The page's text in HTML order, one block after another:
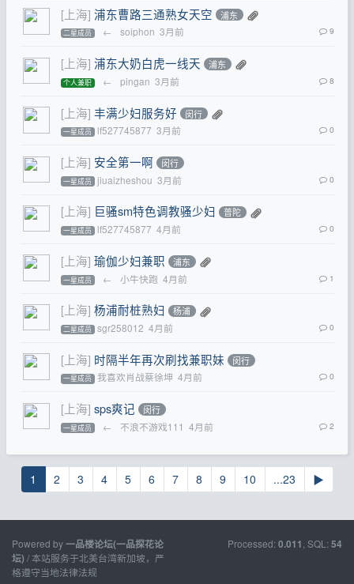
[上海] 浦东曹路三通熟女天空 浦东
二星成员 ← soiphon 3月前 9
[上海] 浦东大奶白虎一线天 浦东
个人兼职 ← pingan 3月前 8
[上海] 丰满少妇服务好 闵行
一星成员 lf527745877 3月前 0
[上海] 安全第一啊 闵行
一星成员 jiuaizheshou 3月前 0
[上海] 巨骚sm特色调教骚少妇 普陀
一星成员 lf527745877 4月前 0
[上海] 瑜伽少妇兼职 浦东
一星成员 ← 小牛快跑 4月前 1
[上海] 杨浦耐桩熟妇 杨浦
二星成员 sgr258012 4月前 0
[上海] 时隔半年再次刷找兼职妹 闵行
一星成员 我喜欢肖战蔡徐坤 4月前 0
[上海] sps爽记 闵行
一星成员 ← 不浪不游戏111 4月前 2
1 2 3 4 5 6 7 8 9 10 ...23 ▶
Powered by一品楼论坛(一品探花论
坛)/ 本站服务于北美台湾新加坡，严
格遵守当地法律法规
Processed: 0.011 , SQL: 54